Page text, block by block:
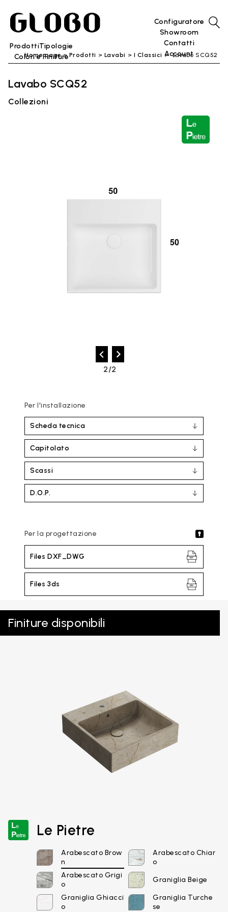
ProdottiTipologie
Colori e Finiture
Configuratore
Showroom
Contatti
Account
Home page Prodotti Lavabi I Classici Lavabo SCQ52
Lavabo SCQ52
Collezioni
2/2
Per l'installazione
Scheda tecnica
Capitolato
Scassi
D.O.P.
Per la progettazione
Files DXF_DWG
Files 3ds
Finiture disponibili
Le Pietre
Arabescato Brow
n
Arabescato Chiar
o
Arabescato Grigi
o
Graniglia Beige
Graniglia Ghiacci
o
Graniglia Turche
se